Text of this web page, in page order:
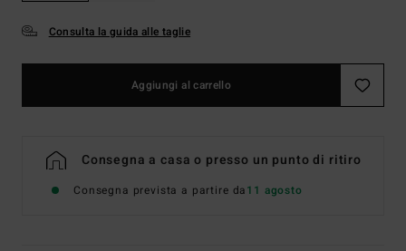
Consulta la guida alle taglie
Aggiungi al carrello
Consegna a casa o presso un punto di ritiro
Consegna prevista a partire da11 agosto